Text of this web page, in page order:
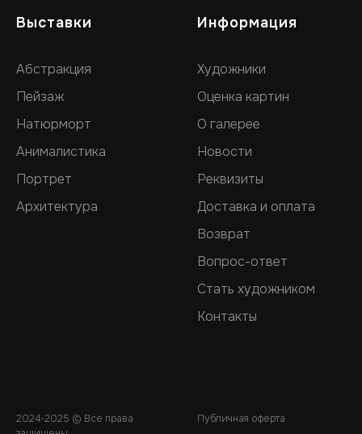
Выставки
Абстракция
Пейзаж
Натюрморт
Анималистика
Портрет
Архитектура
Информация
Художники
Оценка картин
О галерее
Новости
Реквизиты
Доставка и оплата
Возврат
Вопрос-ответ
Стать художником
Контакты
2024-2025 © Все права
Публичная оферта